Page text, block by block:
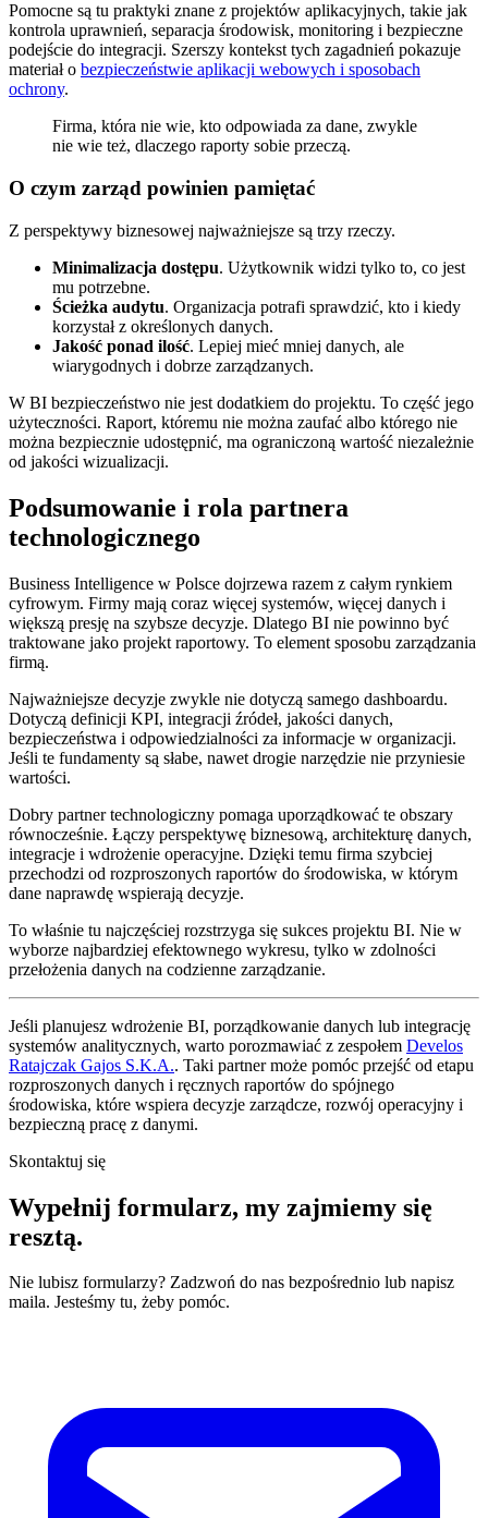
Pomocne są tu praktyki znane z projektów aplikacyjnych, takie jak
kontrola uprawnień, separacja środowisk, monitoring i bezpieczne
podejście do integracji. Szerszy kontekst tych zagadnień pokazuje
materiał o bezpieczeństwie aplikacji webowych i sposobach
ochrony.
Firma, która nie wie, kto odpowiada za dane, zwykle
nie wie też, dlaczego raporty sobie przeczą.
O czym zarząd powinien pamiętać
Z perspektywy biznesowej najważniejsze są trzy rzeczy.
Minimalizacja dostępu. Użytkownik widzi tylko to, co jest
mu potrzebne.
Ścieżka audytu. Organizacja potrafi sprawdzić, kto i kiedy
korzystał z określonych danych.
Jakość ponad ilość. Lepiej mieć mniej danych, ale
wiarygodnych i dobrze zarządzanych.
W BI bezpieczeństwo nie jest dodatkiem do projektu. To część jego
użyteczności. Raport, któremu nie można zaufać albo którego nie
można bezpiecznie udostępnić, ma ograniczoną wartość niezależnie
od jakości wizualizacji.
Podsumowanie i rola partnera
technologicznego
Business Intelligence w Polsce dojrzewa razem z całym rynkiem
cyfrowym. Firmy mają coraz więcej systemów, więcej danych i
większą presję na szybsze decyzje. Dlatego BI nie powinno być
traktowane jako projekt raportowy. To element sposobu zarządzania
firmą.
Najważniejsze decyzje zwykle nie dotyczą samego dashboardu.
Dotyczą definicji KPI, integracji źródeł, jakości danych,
bezpieczeństwa i odpowiedzialności za informacje w organizacji.
Jeśli te fundamenty są słabe, nawet drogie narzędzie nie przyniesie
wartości.
Dobry partner technologiczny pomaga uporządkować te obszary
równocześnie. Łączy perspektywę biznesową, architekturę danych,
integracje i wdrożenie operacyjne. Dzięki temu firma szybciej
przechodzi od rozproszonych raportów do środowiska, w którym
dane naprawdę wspierają decyzje.
To właśnie tu najczęściej rozstrzyga się sukces projektu BI. Nie w
wyborze najbardziej efektownego wykresu, tylko w zdolności
przełożenia danych na codzienne zarządzanie.
Jeśli planujesz wdrożenie BI, porządkowanie danych lub integrację
systemów analitycznych, warto porozmawiać z zespołem Develos
Ratajczak Gajos S.K.A.. Taki partner może pomóc przejść od etapu
rozproszonych danych i ręcznych raportów do spójnego
środowiska, które wspiera decyzje zarządcze, rozwój operacyjny i
bezpieczną pracę z danymi.
Skontaktuj się
Wypełnij formularz, my zajmiemy się
resztą.
Nie lubisz formularzy? Zadzwoń do nas bezpośrednio lub napisz
maila. Jesteśmy tu, żeby pomóc.